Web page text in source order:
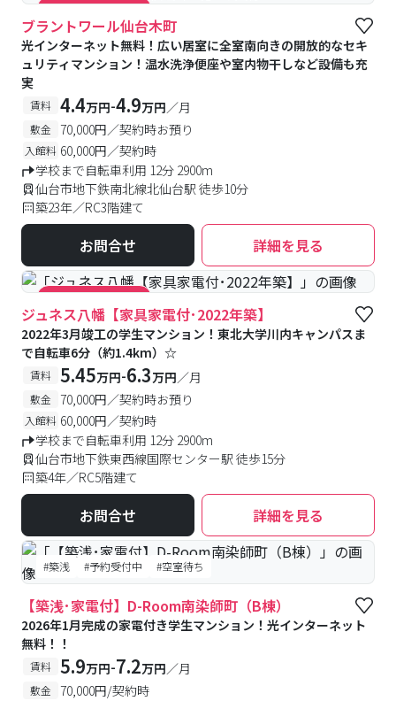
#キャンペーン実施中
ブラントワール仙台木町
光インターネット無料！広い居室に全室南向きの開放的なセキ
ュリティマンション！温水洗浄便座や室内物干しなど設備も充
実
賃料 4.4万円-4.9万円／月
敷金 70,000円／契約時お預り
入館料 60,000円／契約時
学校まで自転車利用 12分 2900m
仙台市地下鉄南北線北仙台駅 徒歩10分
築23年／RC3階建て
お問合せ 詳細を見る
#キャンペーン実施中
ジュネス八幡【家具家電付･2022年築】
2022年3月竣工の学生マンション！東北大学川内キャンパスま
で自転車6分（約1.4km）☆
賃料 5.45万円-6.3万円／月
敷金 70,000円／契約時お預り
入館料 60,000円／契約時
学校まで自転車利用 12分 2900m
仙台市地下鉄東西線国際センター駅 徒歩15分
築4年／RC5階建て
お問合せ 詳細を見る
#築浅 #予約受付中 #空室待ち
【築浅･家電付】D-Room南染師町（B棟）
2026年1月完成の家電付き学生マンション！光インターネット
無料！！
賃料 5.9万円-7.2万円／月
敷金 70,000円/契約時